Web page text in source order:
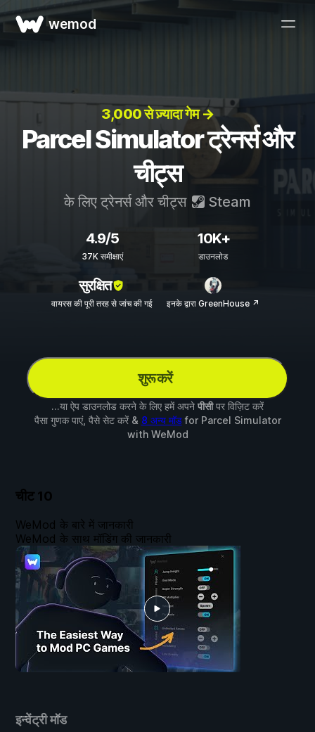
wemod
3,000 से ज़्यादा गेम →
Parcel Simulator ट्रेनर्स और
चीट्स
के लिए ट्रेनर्स और चीट्स Steam
4.9/5
37K समीक्षाएं
10K+
डाउनलोड
सुरक्षित
वायरस की पूरी तरह से जांच की गई इनके द्वारा GreenHouse ↗
शुरू करें
...या ऐप डाउनलोड करने के लिए हमें अपने पीसीपर विज़िट करें
पैसा गुणक पाएं, पैसे सेट करें & 8 अन्य मॉडfor Parcel Simulator
with WeMod
चीट 10
इन्वेंट्री मॉड
WeMod के बारे में जानकारी
WeMod के साथ मॉडिंग की जानकारी